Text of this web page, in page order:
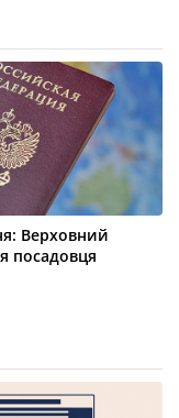
Верховний
посадовця